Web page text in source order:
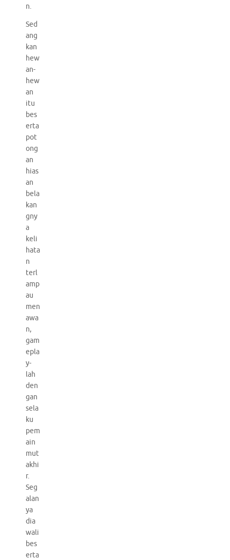
n.
Sed
ang
kan
hew
an-
hew
an
itu
bes
erta
pot
ong
an
hias
an
bela
kan
gny
a
keli
hata
n
terl
amp
au
men
awa
n,
gam
epla
y-
lah
den
gan
sela
ku
pem
ain
mut
akhi
r.
Seg
alan
ya
dia
wali
bes
erta